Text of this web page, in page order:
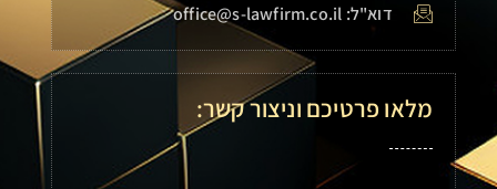
דוא"ל: office@s-lawfirm.co.il
מלאו פרטיכם וניצור קשר: